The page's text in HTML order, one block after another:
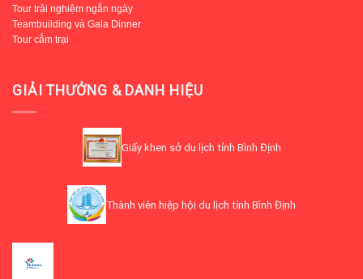
Tour trải nghiệm ngắn ngày
Teambuilding và Gala Dinner
Tour cắm trại
GIẢI THƯỞNG & DANH HIỆU
Giấy khen sở du lịch tỉnh Bình Định
Thành viên hiệp hội du lịch tỉnh Bình Định